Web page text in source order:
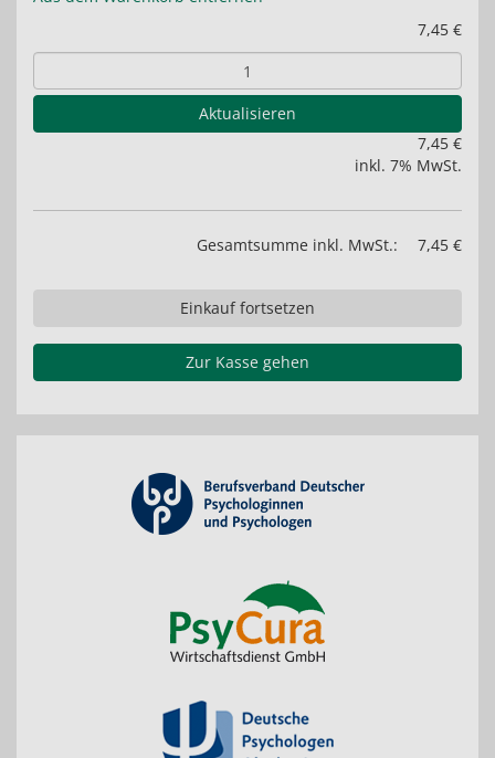
7,45 €
Aktualisieren
7,45 €
inkl. 7% MwSt.
Gesamtsumme inkl. MwSt.: 7,45 €
Einkauf fortsetzen
Zur Kasse gehen